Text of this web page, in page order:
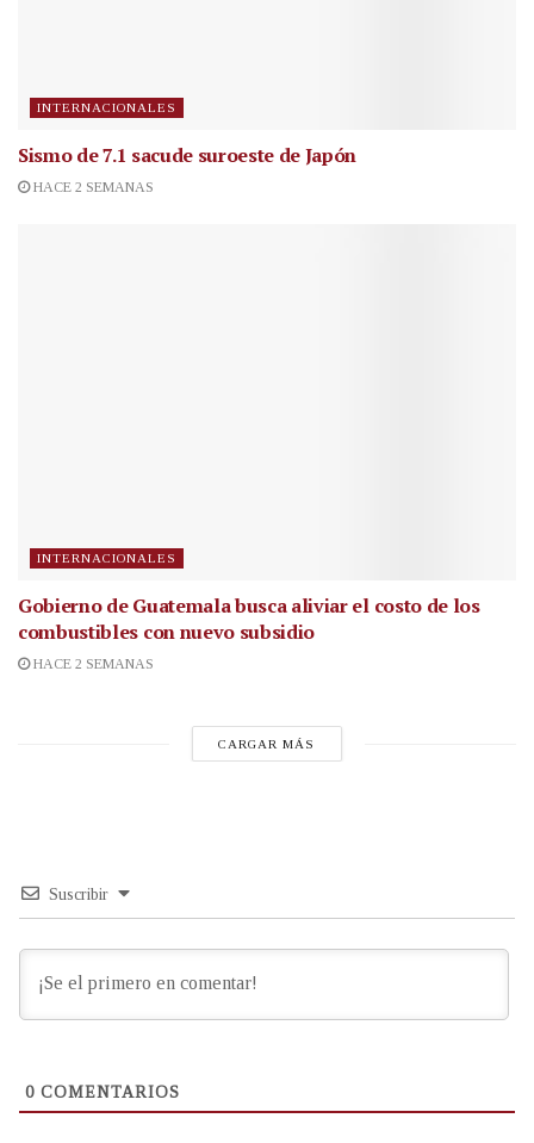
INTERNACIONALES
Sismo de 7.1 sacude suroeste de Japón
HACE 2 SEMANAS
INTERNACIONALES
Gobierno de Guatemala busca aliviar el costo de los
combustibles con nuevo subsidio
HACE 2 SEMANAS
CARGAR MÁS
Suscribir
0 COMENTARIOS